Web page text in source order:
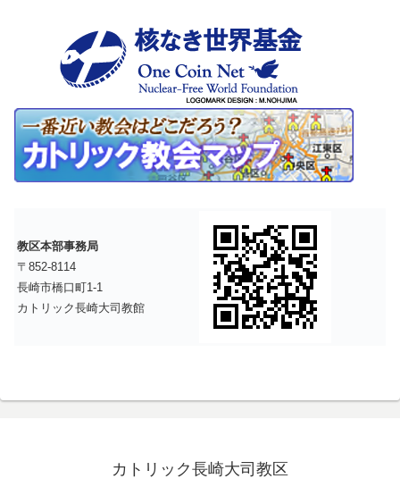
教区本部事務局
〒852-8114
長崎市橋口町1-1
カトリック長崎大司教館
カトリック長崎大司教区